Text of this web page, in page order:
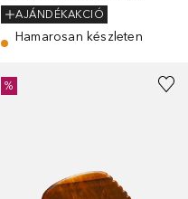
AJÁNDÉKAKCIÓ
Hamarosan készleten
%